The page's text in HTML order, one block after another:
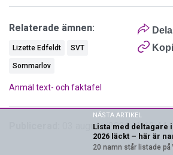
Relaterade ämnen:
Lizette Edfeldt SVT
Sommarlov
Anmäl text- och faktafel
03 augusti 2026 kl. 12:44
NÄSTA ARTIKEL
Lista med deltagare
2026 läckt – här är
20 namn står listade på